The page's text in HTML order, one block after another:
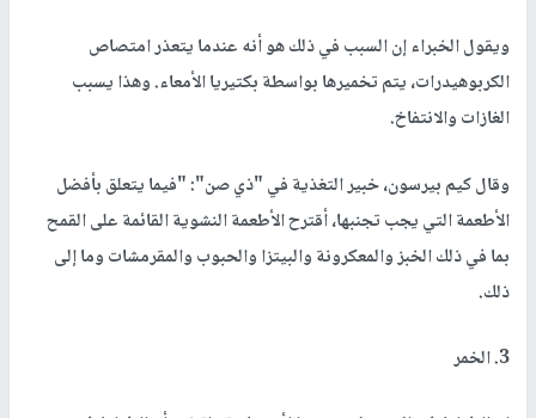
ويقول الخبراء إن السبب في ذلك هو أنه عندما يتعذر امتصاص
الكربوهيدرات، يتم تخميرها بواسطة بكتيريا الأمعاء. وهذا يسبب
الغازات والانتفاخ.
وقال كيم بيرسون، خبير التغذية في "ذي صن": "فيما يتعلق بأفضل
الأطعمة التي يجب تجنبها، أقترح الأطعمة النشوية القائمة على القمح
بما في ذلك الخبز والمعكرونة والبيتزا والحبوب والمقرمشات وما إلى
ذلك.
3. الخمر